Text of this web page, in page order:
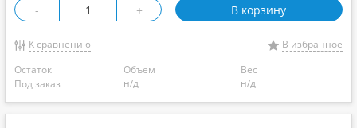
- + В корзину
К сравнению
В избранное
Остаток
Под заказ
Объем
н/д
Вес
н/д